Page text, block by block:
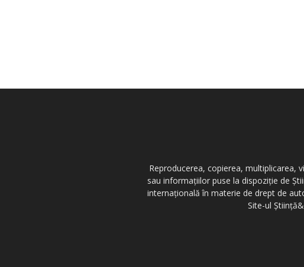
Reproducerea, copierea, multiplicarea,
sau informațiilor puse la dispoziție de
internațională în materie de drept de
Site-ul